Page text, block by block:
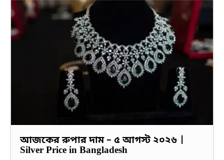
আজকের রুপার দাম – ৫ আগস্ট ২০২৬ |
Silver Price in Bangladesh